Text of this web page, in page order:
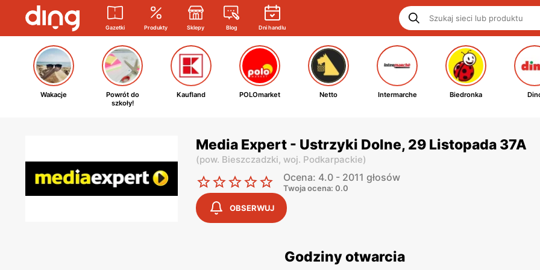
Gazetki Produkty Sklepy Blog Dni handlu
Wakacje
Powrót do
szkoły!
Kaufland POLOmarket Netto Intermarche Biedronka
Media Expert - Ustrzyki Dolne, 29 Listopada 37A
(pow. Bieszczadzki, woj. Podkarpackie)
Ocena: 4.0 - 2011 głosów
Twoja ocena: 0.0
OBSERWUJ
Godziny otwarcia